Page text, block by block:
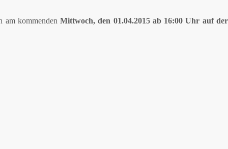
am kommendenMittwoch, den 01.04.2015 ab 16:00 Uhr auf der